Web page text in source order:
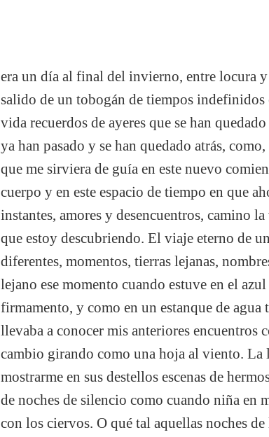
era un día al final del invierno, entre locura
salido de un tobogán de tiempos
vida recuerdos de ayeres que se han
ya han pasado y se han quedado atrás,
que me sirviera de guía en este nuevo
cuerpo y en este espacio de tiempo en que
instantes, amores y desencuentros, camino
que estoy descubriendo. El viaje eterno de
diferentes, momentos, tierras lejanas,
lejano ese momento cuando estuve en el
firmamento, y como en un estanque de
llevaba a conocer mis anteriores encuentros
cambio girando como una hoja al viento. La
mostrarme en sus destellos escenas de
de noches de silencio como cuando niña en
con los ciervos. O qué tal aquellas noches